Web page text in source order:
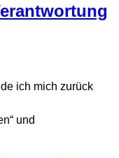
ich mich zurück
und